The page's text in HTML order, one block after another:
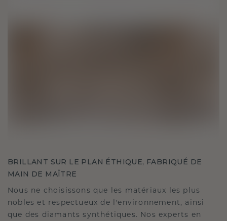
BRILLANT SUR LE PLAN ÉTHIQUE, FABRIQUÉ DE
MAIN DE MAÎTRE
Nous ne choisissons que les matériaux les plus
nobles et respectueux de l'environnement, ainsi
que des diamants synthétiques. Nos experts en